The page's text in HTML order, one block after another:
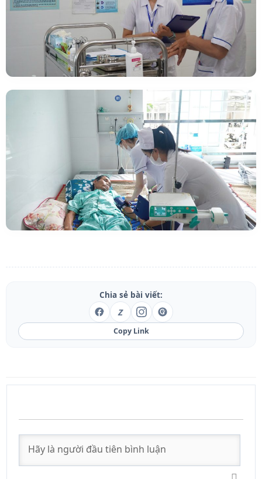
Chia sẻ bài viết:
Z
Copy Link